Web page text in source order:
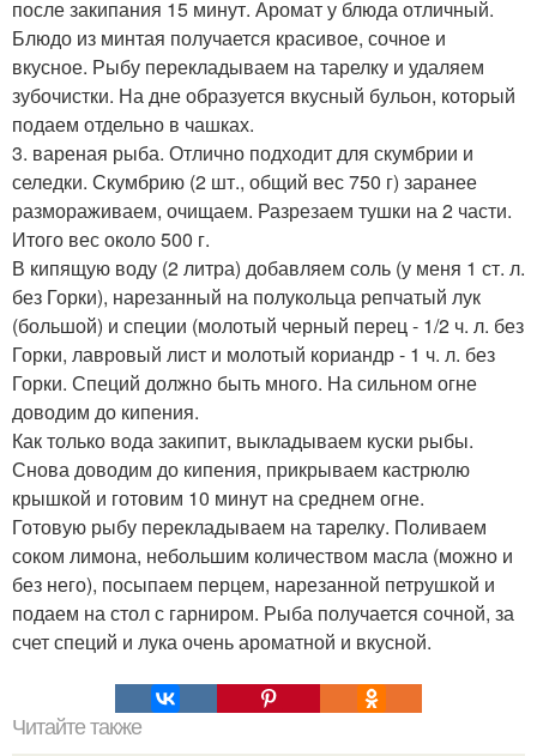
после закипания 15 минут. Аромат у блюда отличный.
Блюдо из минтая получается красивое, сочное и
вкусное. Рыбу перекладываем на тарелку и удаляем
зубочистки. На дне образуется вкусный бульон, который
подаем отдельно в чашках.
3. вареная рыба. Отлично подходит для скумбрии и
селедки. Скумбрию (2 шт., общий вес 750 г) заранее
размораживаем, очищаем. Разрезаем тушки на 2 части.
Итого вес около 500 г.
В кипящую воду (2 литра) добавляем соль (у меня 1 ст. л.
без Горки), нарезанный на полукольца репчатый лук
(большой) и специи (молотый черный перец - 1/2 ч. л. без
Горки, лавровый лист и молотый кориандр - 1 ч. л. без
Горки. Специй должно быть много. На сильном огне
доводим до кипения.
Как только вода закипит, выкладываем куски рыбы.
Снова доводим до кипения, прикрываем кастрюлю
крышкой и готовим 10 минут на среднем огне.
Готовую рыбу перекладываем на тарелку. Поливаем
соком лимона, небольшим количеством масла (можно и
без него), посыпаем перцем, нарезанной петрушкой и
подаем на стол с гарниром. Рыба получается сочной, за
счет специй и лука очень ароматной и вкусной.
Читайте также